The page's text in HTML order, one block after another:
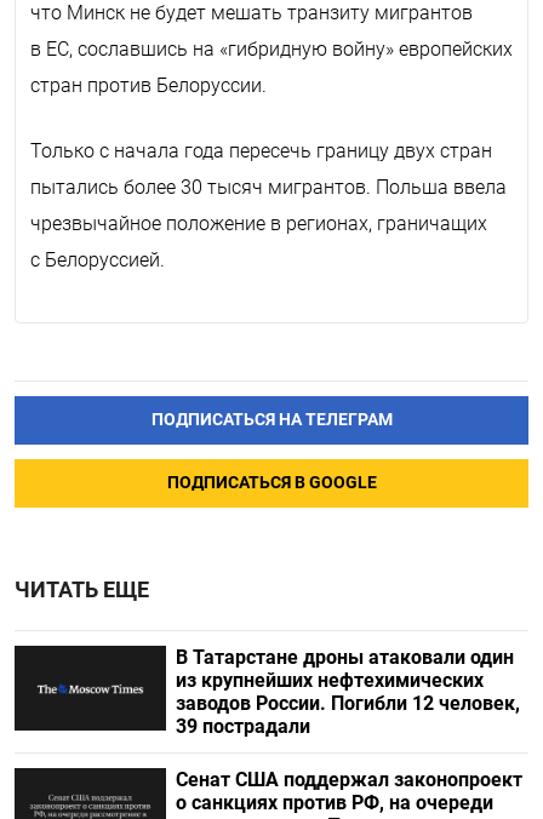
что Минск не будет мешать транзиту мигрантов
в ЕС, сославшись на «гибридную войну» европейских
стран против Белоруссии.
Только с начала года пересечь границу двух стран
пытались более 30 тысяч мигрантов. Польша ввела
чрезвычайное положение в регионах, граничащих
с Белоруссией.
ПОДПИСАТЬСЯ НА ТЕЛЕГРАМ
ПОДПИСАТЬСЯ В GOOGLE
ЧИТАТЬ ЕЩЕ
В Татарстане дроны атаковали один
из крупнейших нефтехимических
заводов России. Погибли 12 человек,
39 пострадали
Сенат США поддержал законопроект
о санкциях против РФ, на очереди